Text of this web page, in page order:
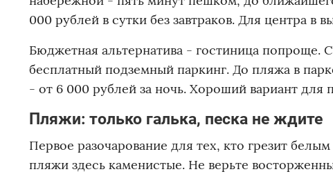
000 рублей в сутки без завтраков. Для центра в
Бюджетная альтернатива - гостиница попроще.
бесплатный подземный паркинг. До пляжа в
- от 6 000 рублей за ночь. Хороший вариант для
Пляжи: только галька, песка не ждите
Первое разочарование для тех, кто грезит
пляжи здесь каменистые. Не верьте